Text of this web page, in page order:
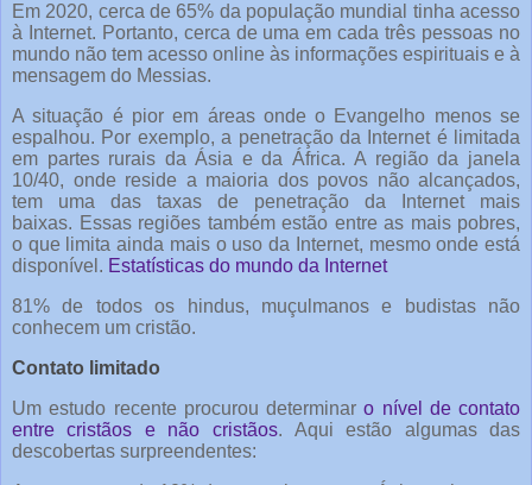
Em 2020, cerca de 65% da população mundial tinha acesso
à Internet. Portanto, cerca de uma em cada três pessoas no
mundo não tem acesso online às informações espirituais e à
mensagem do Messias.
A situação é pior em áreas onde o Evangelho menos se
espalhou. Por exemplo, a penetração da Internet é limitada
em partes rurais da Ásia e da África. A região da janela
10/40, onde reside a maioria dos povos não alcançados,
tem uma das taxas de penetração da Internet mais
baixas. Essas regiões também estão entre as mais pobres,
o que limita ainda mais o uso da Internet, mesmo onde está
disponível. Estatísticas do mundo da Internet
81% de todos os hindus, muçulmanos e budistas não
conhecem um cristão.
Contato limitado
Um estudo recente procurou determinaro nível de contato
entre cristãos e não cristãos. Aqui estão algumas das
descobertas surpreendentes: